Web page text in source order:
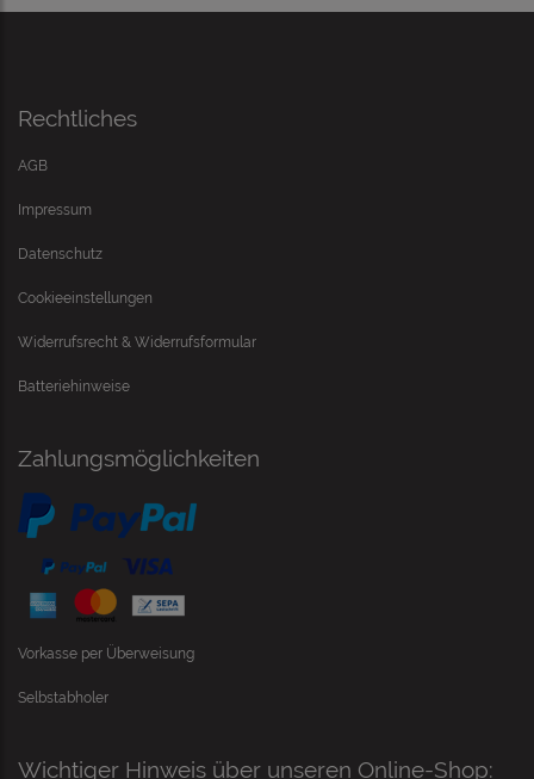
Rechtliches
AGB
Impressum
Datenschutz
Cookieeinstellungen
Widerrufsrecht & Widerrufsformular
Batteriehinweise
Zahlungsmöglichkeiten
Vorkasse per Überweisung
Selbstabholer
Wichtiger Hinweis über unseren Online-Shop: